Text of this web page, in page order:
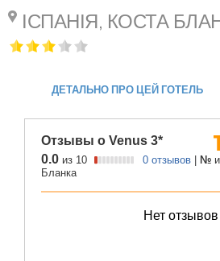
ІСПАНІЯ, КОСТА
ДЕТАЛЬНО ПРО ЦЕЙ ГОТЕЛЬ